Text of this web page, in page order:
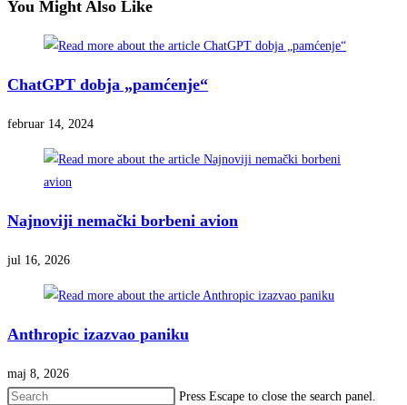
You Might Also Like
ChatGPT dobja „pamćenje“
februar 14, 2024
Najnoviji nemački borbeni avion
jul 16, 2026
Anthropic izazvao paniku
maj 8, 2026
Press Escape to close the search panel.